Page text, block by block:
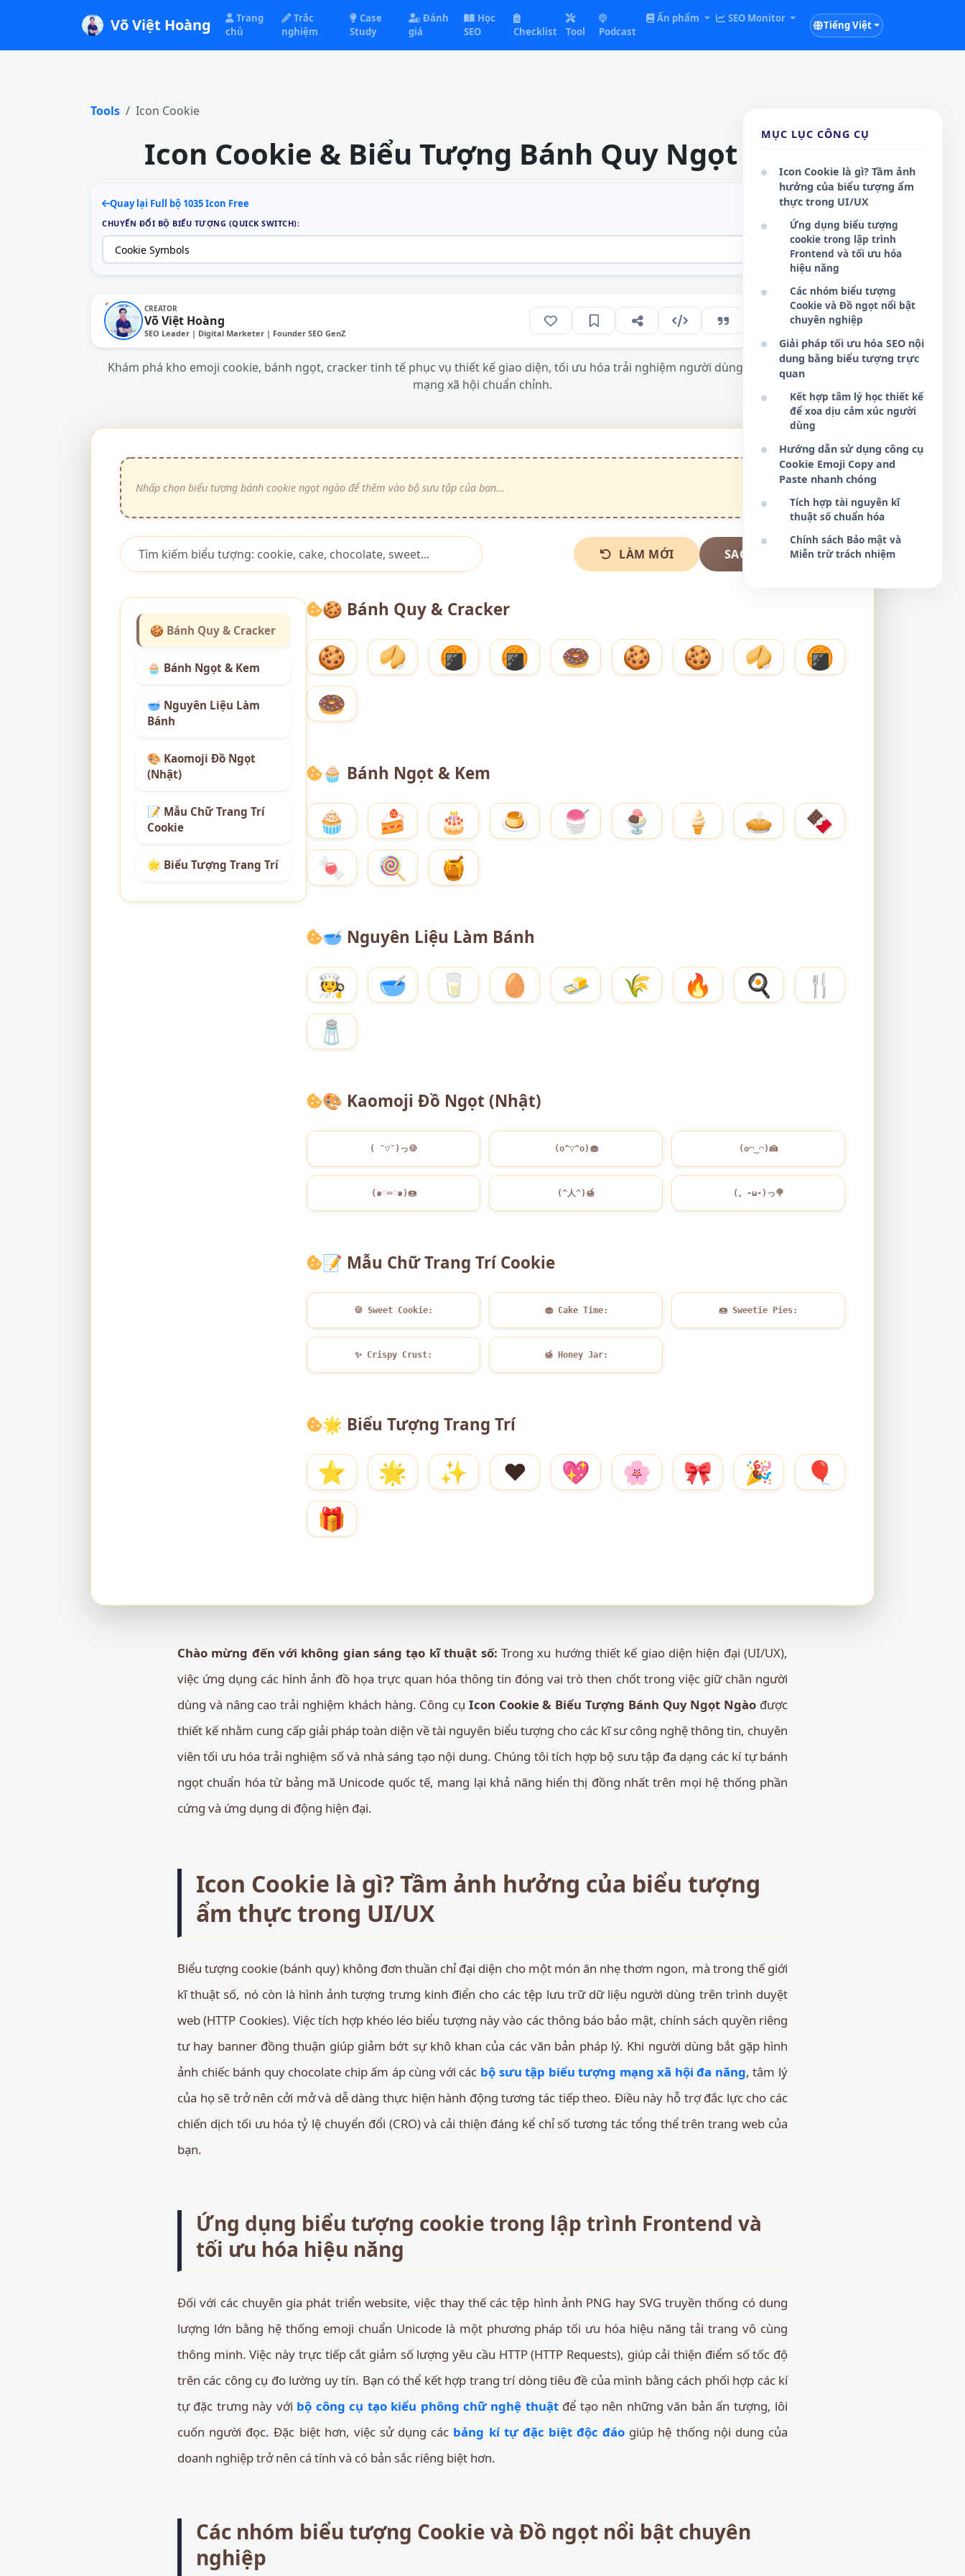
Võ Việt Hoàng
Trang
chủ
Trắc
nghiệm
Case
Study
Đánh
giá
Học
SEO
Checklist Tool Podcast
Ấn phẩm SEO Monitor
Tiếng Việt
Tools Icon Cookie
Icon Cookie & Biểu Tượng Bánh Quy Ngọt Ngào
Quay lại Full bộ 1035 Icon Free
CHUYỂN ĐỔI BỘ BIỂU TƯỢNG (QUICK SWITCH):
CREATOR
Võ Việt Hoàng
SEO Leader | Digital Marketer | Founder SEO GenZ
216
Khám phá kho emoji cookie, bánh ngọt, cracker tinh tế phục vụ thiết kế giao diện, tối ưu hóa trải nghiệm người dùng và trang trí nội dung
mạng xã hội chuẩn chỉnh.
LÀM MỚI SAO CHÉP NGAY
🍪 Bánh Quy & Cracker
🧁 Bánh Ngọt & Kem
🥣 Nguyên Liệu Làm
Bánh
🎨 Kaomoji Đồ Ngọt
(Nhật)
📝 Mẫu Chữ Trang Trí
Cookie
🌟 Biểu Tượng Trang Trí
🍪 Bánh Quy & Cracker
🍪 🥠 🍘 🍘 🍩 🍪 🍪 🥠
🍘
🍩
🧁 Bánh Ngọt & Kem
🧁 🍰 🎂 🍮 🍧 🍨 🍦 🥧
🍫
🍬
🍭 🍯
🥣 Nguyên Liệu Làm Bánh
🧑‍🍳 🥣 🥛 🥚 🧈 🌾 🔥 🍳
🍴
🧂
🎨 Kaomoji Đồ Ngọt (Nhật)
( ˘▽˘)っ🍪 (o^▽^o) 🧁 (✿◠‿◠)🍰
(๑♡⌓♡๑)🍩 (^人^) 🍯 (。-ω-)っ🍭
📝 Mẫu Chữ Trang Trí Cookie
🍪 Sweet Cookie: 🧁Cake Time: 🍩 Sweetie Pies:
✨ Crispy Crust: 🍯Honey Jar:
🌟 Biểu Tượng Trang Trí
⭐ 🌟 ✨ ❤️ 💖 🌸 🎀 🎉
🎈
🎁
Chào mừng đến với không gian sáng tạo kĩ thuật số: Trong xu hướng thiết kế giao diện hiện đại (UI/UX),
việc ứng dụng các hình ảnh đồ họa trực quan hóa thông tin đóng vai trò then chốt trong việc giữ chân người
dùng và nâng cao trải nghiệm khách hàng. Công cụ Icon Cookie & Biểu Tượng Bánh Quy Ngọt Ngào được
thiết kế nhằm cung cấp giải pháp toàn diện về tài nguyên biểu tượng cho các kĩ sư công nghệ thông tin, chuyên
viên tối ưu hóa trải nghiệm số và nhà sáng tạo nội dung. Chúng tôi tích hợp bộ sưu tập đa dạng các kí tự bánh
ngọt chuẩn hóa từ bảng mã Unicode quốc tế, mang lại khả năng hiển thị đồng nhất trên mọi hệ thống phần
cứng và ứng dụng di động hiện đại.
Icon Cookie là gì? Tầm ảnh hưởng của biểu tượng
ẩm thực trong UI/UX
Biểu tượng cookie (bánh quy) không đơn thuần chỉ đại diện cho một món ăn nhẹ thơm ngon, mà trong thế giới
kĩ thuật số, nó còn là hình ảnh tượng trưng kinh điển cho các tệp lưu trữ dữ liệu người dùng trên trình duyệt
web (HTTP Cookies). Việc tích hợp khéo léo biểu tượng này vào các thông báo bảo mật, chính sách quyền riêng
tư hay banner đồng thuận giúp giảm bớt sự khô khan của các văn bản pháp lý. Khi người dùng bắt gặp hình
ảnh chiếc bánh quy chocolate chip ấm áp cùng với các bộ sưu tập biểu tượng mạng xã hội đa năng, tâm lý
của họ sẽ trở nên cởi mở và dễ dàng thực hiện hành động tương tác tiếp theo. Điều này hỗ trợ đắc lực cho các
chiến dịch tối ưu hóa tỷ lệ chuyển đổi (CRO) và cải thiện đáng kể chỉ số tương tác tổng thể trên trang web của
bạn.
Ứng dụng biểu tượng cookie trong lập trình Frontend và
tối ưu hóa hiệu năng
Đối với các chuyên gia phát triển website, việc thay thế các tệp hình ảnh PNG hay SVG truyền thống có dung
lượng lớn bằng hệ thống emoji chuẩn Unicode là một phương pháp tối ưu hóa hiệu năng tải trang vô cùng
thông minh. Việc này trực tiếp cắt giảm số lượng yêu cầu HTTP (HTTP Requests), giúp cải thiện điểm số tốc độ
trên các công cụ đo lường uy tín. Bạn có thể kết hợp trang trí dòng tiêu đề của mình bằng cách phối hợp các kí
tự đặc trưng này với bộ công cụ tạo kiểu phông chữ nghệ thuậtđể tạo nên những văn bản ấn tượng, lôi
cuốn người đọc. Đặc biệt hơn, việc sử dụng các bảng kí tự đặc biệt độc đáo giúp hệ thống nội dung của
doanh nghiệp trở nên cá tính và có bản sắc riêng biệt hơn.
Các nhóm biểu tượng Cookie và Đồ ngọt nổi bật chuyên
nghiệp
MỤC LỤC CÔNG CỤ
Icon Cookie là gì? Tầm ảnh
hưởng của biểu tượng ẩm
thực trong UI/UX
Ứng dụng biểu tượng
cookie trong lập trình
Frontend và tối ưu hóa
hiệu năng
Các nhóm biểu tượng
Cookie và Đồ ngọt nổi bật
chuyên nghiệp
Giải pháp tối ưu hóa SEO nội
dung bằng biểu tượng trực
quan
Kết hợp tâm lý học thiết kế
để xoa dịu cảm xúc người
dùng
Hướng dẫn sử dụng công cụ
Cookie Emoji Copy and
Paste nhanh chóng
Tích hợp tài nguyên kĩ
thuật số chuẩn hóa
Chính sách Bảo mật và
Miễn trừ trách nhiệm